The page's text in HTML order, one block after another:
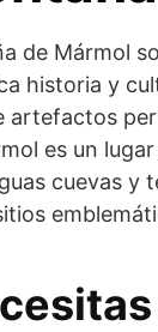
de Mármol
historia y
artefactos
es un
cuevas y